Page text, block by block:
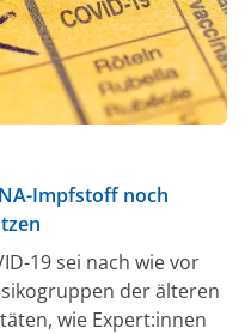
Impfstoff noch
19 sei nach wie vor
der älteren
wie Expert:innen